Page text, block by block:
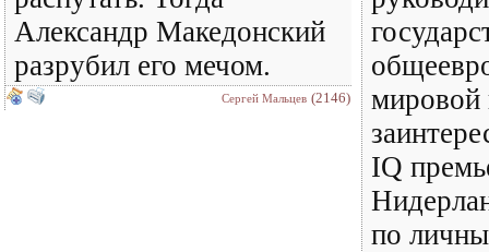
Александр Македонский
разрубил его мечом.
Сергей Мальцев (2146)
мировой
IQ
по